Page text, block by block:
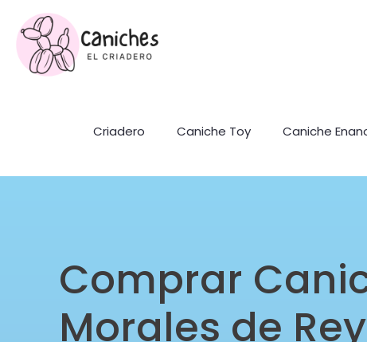
Criadero Caniche Toy Caniche
Comprar
Morales de